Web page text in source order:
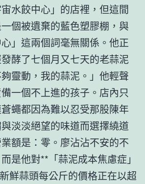
水餃中心」的店裡，但這間
個被遺棄的藍色塑膠棚，與
心」這兩個詞毫無關係。他正
酵了七個月又七天的老蒜泥
靈動，我的蒜泥。」他輕聲
一個不上進的孩子。店內只
蠅都因為難以忍受那股陳年
淡淡絕望的味道而選擇繞道
額是：零。廖沾沾不安的不
是他對**「蒜泥成本焦慮症」
鮮蒜頭每公斤的價格正在以超